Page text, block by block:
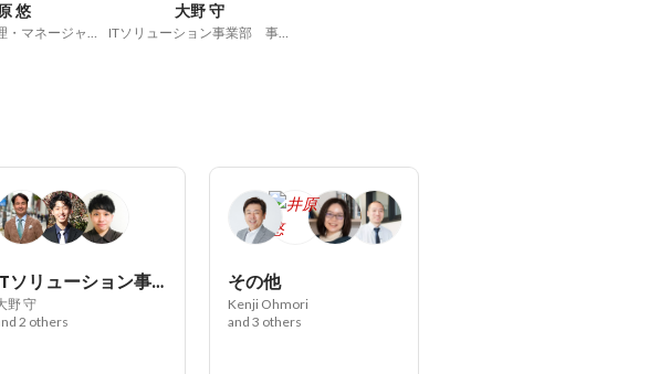
悠
総務部部長代理・マネージャー／役員補佐
大野 守
ITソリューション事業部 事業部長
ITソリューション事業部
野 守
2 others
その他
Kenji Ohmori
and 3 others